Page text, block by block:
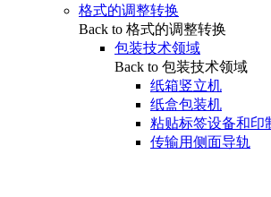
格式的调整转换
Back to 格式的调整转换
包装技术领域
Back to 包装技术领域
纸箱竖立机
纸盒包装机
粘贴标签设备和印
传输用侧面导轨